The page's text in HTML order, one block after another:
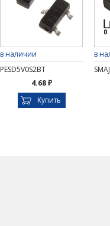
в наличии
PESD5V0S2BT
4.68 ₽
Купить
в